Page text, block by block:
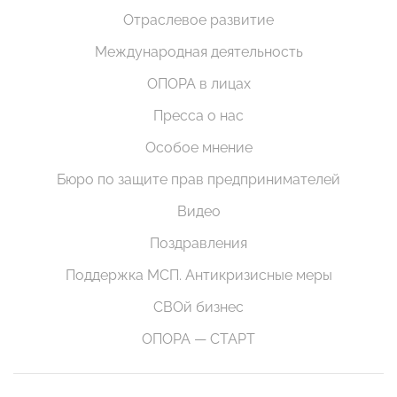
Отраслевое развитие
Международная деятельность
ОПОРА в лицах
Пресса о нас
Особое мнение
Бюро по защите прав предпринимателей
Видео
Поздравления
Поддержка МСП. Антикризисные меры
СВОй бизнес
ОПОРА — СТАРТ